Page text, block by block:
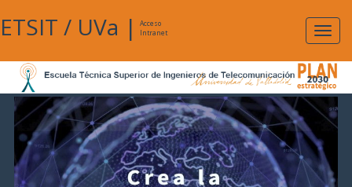
ETSIT / UVa |
Acceso
Intranet